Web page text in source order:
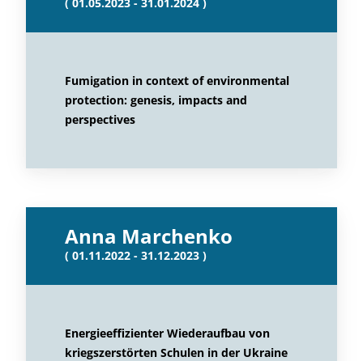
Fumigation in context of environmental
protection: genesis, impacts and
perspectives
Anna Marchenko
( 01.11.2022 - 31.12.2023 )
Energieeffizienter Wiederaufbau von
kriegszerstörten Schulen in der Ukraine